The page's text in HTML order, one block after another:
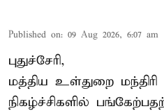
Published on: 09 Aug 2026, 6:07 am
புதுச்சேரி,
மத்திய உள்துறை
நிகழ்ச்சிகளில்